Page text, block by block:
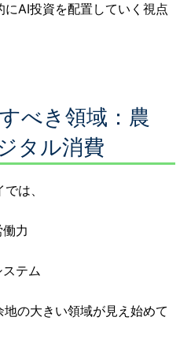
AI投資を配置していく視点
べき領域：農
タル消費
は、
力
テム
の大きい領域が見え始めて